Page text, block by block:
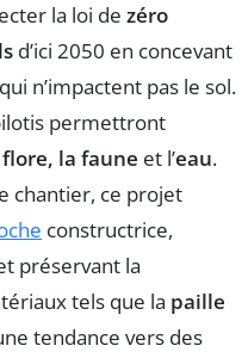
la loi de zéro
d’ici 2050 en concevant
n’impactent pas le sol.
permettront
flore, la faune et l’eau.
chantier, ce projet
constructrice,
préservant la
tels que la paille
tendance vers des